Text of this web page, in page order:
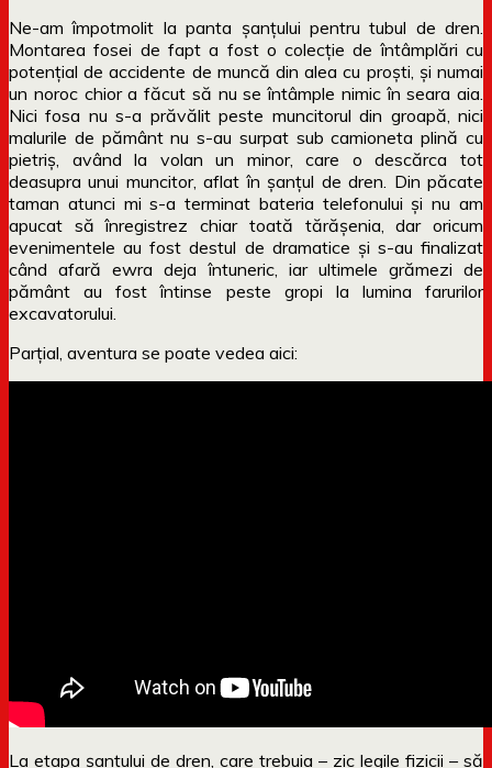
Ne-am împotmolit la panta șanțului pentru tubul de dren.
Montarea fosei de fapt a fost o colecție de întâmplări cu
potențial de accidente de muncă din alea cu proști, și numai
un noroc chior a făcut să nu se întâmple nimic în seara aia.
Nici fosa nu s-a prăvălit peste muncitorul din groapă, nici
malurile de pământ nu s-au surpat sub camioneta plină cu
pietriș, având la volan un minor, care o descărca tot
deasupra unui muncitor, aflat în șanțul de dren. Din păcate
taman atunci mi s-a terminat bateria telefonului și nu am
apucat să înregistrez chiar toată tărășenia, dar oricum
evenimentele au fost destul de dramatice și s-au finalizat
când afară ewra deja întuneric, iar ultimele grămezi de
pământ au fost întinse peste gropi la lumina farurilor
excavatorului.
Parțial, aventura se poate vedea aici:
La etapa șanțului de dren, care trebuia – zic legile fizicii – să